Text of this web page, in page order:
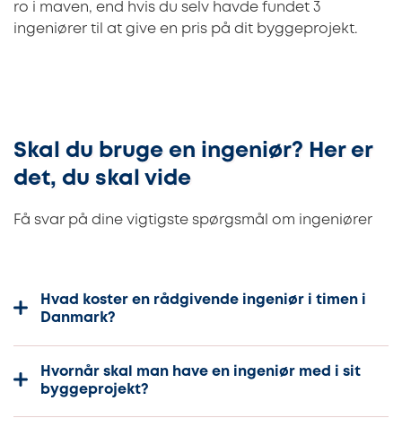
ro i maven, end hvis du selv havde fundet 3
ingeniører til at give en pris på dit byggeprojekt.
Skal du bruge en ingeniør? Her er
det, du skal vide
Få svar på dine vigtigste spørgsmål om ingeniører
Hvad koster en rådgivende ingeniør i timen i
Danmark?
Hvornår skal man have en ingeniør med i sit
byggeprojekt?